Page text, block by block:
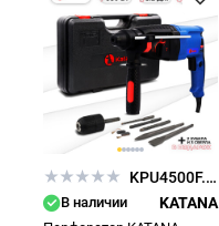
KPU4500F.00
В наличии KATANA